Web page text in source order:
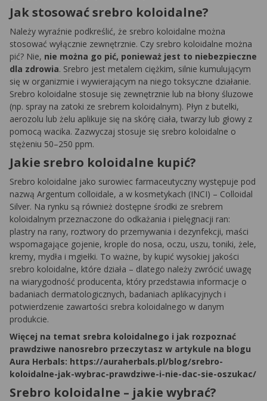
Jak stosować srebro koloidalne?
Należy wyraźnie podkreślić, że srebro koloidalne można
stosować wyłącznie zewnętrznie. Czy srebro koloidalne można
pić? Nie, nie można go pić, ponieważ jest to niebezpieczne
dla zdrowia. Srebro jest metalem ciężkim, silnie kumulującym
się w organizmie i wywierającym na niego toksyczne działanie.
Srebro koloidalne stosuje się zewnętrznie lub na błony śluzowe
(np. spray na zatoki ze srebrem koloidalnym). Płyn z butelki,
aerozolu lub żelu aplikuje się na skórę ciała, twarzy lub głowy z
pomocą wacika. Zazwyczaj stosuje się srebro koloidalne o
stężeniu 50–250 ppm.
Jakie srebro koloidalne kupić?
Srebro koloidalne jako surowiec farmaceutyczny występuje pod
nazwą Argentum colloidale, a w kosmetykach (INCI) – Colloidal
Silver. Na rynku są również dostępne środki ze srebrem
koloidalnym przeznaczone do odkażania i pielęgnacji ran:
plastry na rany, roztwory do przemywania i dezynfekcji, maści
wspomagające gojenie, krople do nosa, oczu, uszu, toniki, żele,
kremy, mydła i mgiełki. To ważne, by kupić wysokiej jakości
srebro koloidalne, które działa – dlatego należy zwrócić uwagę
na wiarygodność producenta, który przedstawia informacje o
badaniach dermatologicznych, badaniach aplikacyjnych i
potwierdzenie zawartości srebra koloidalnego w danym
produkcie.
Więcej na temat srebra koloidalnego i jak rozpoznać
prawdziwe nanosrebro przeczytasz w artykule na blogu
Aura Herbals: https://auraherbals.pl/blog/srebro-
koloidalne-jak-wybrac-prawdziwe-i-nie-dac-sie-oszukac/
Srebro koloidalne – jakie wybrać?